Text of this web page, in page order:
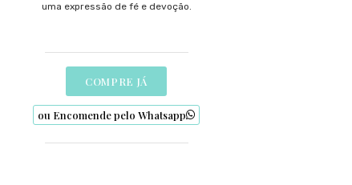
uma expressão de fé e devoção.
COMPRE JÁ
ou Encomende pelo Whatsapp